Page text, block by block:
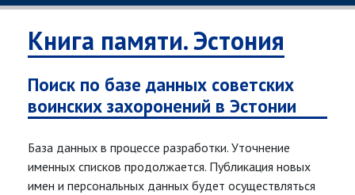
Книга памяти. Эстония
Поиск по базе данных советских
воинских захоронений в Эстонии
База данных в процессе разработки. Уточнение
именных списков продолжается. Публикация новых
имен и персональных данных будет осуществляться